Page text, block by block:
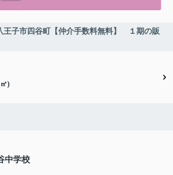
王子市四谷町【仲介手数料無料】 １期の販
)
中学校